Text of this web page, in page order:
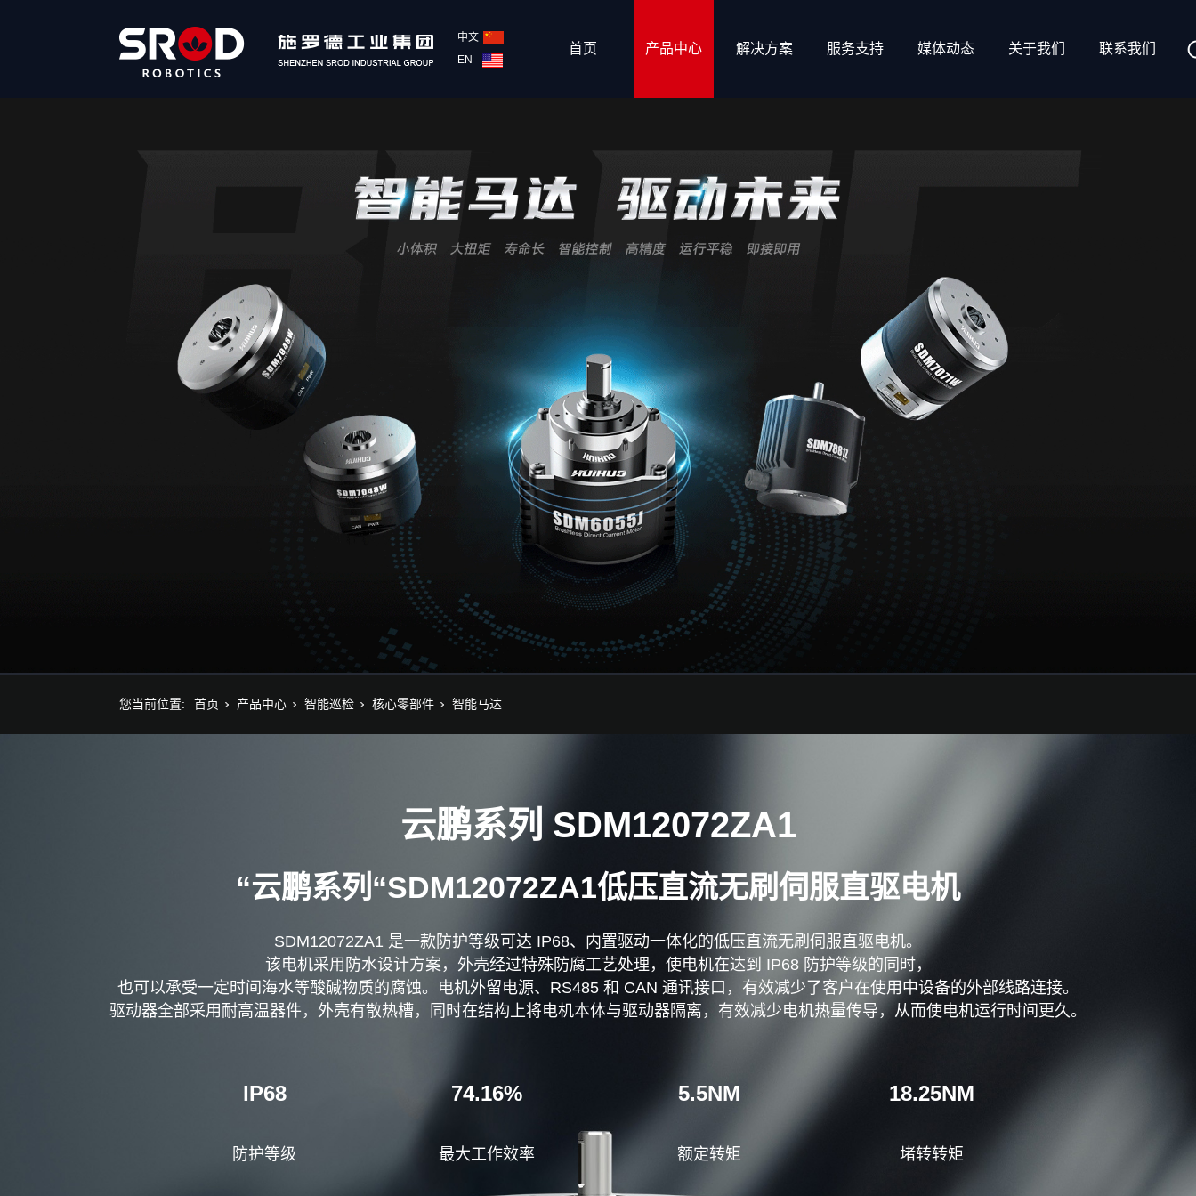
中文
EN
首页 产品中心 解决方案 服务支持 媒体动态 关于我们 联系我们
您当前位置: 首页 产品中心 智能巡检 核心零部件 智能马达
云鹏系列 SDM12072ZA1
“云鹏系列“SDM12072ZA1低压直流无刷伺服直驱电机
SDM12072ZA1 是一款防护等级可达 IP68、内置驱动一体化的低压直流无刷伺服直驱电机。
该电机采用防水设计方案，外壳经过特殊防腐工艺处理，使电机在达到 IP68 防护等级的同时，
也可以承受一定时间海水等酸碱物质的腐蚀。电机外留电源、RS485 和 CAN 通讯接口，有效减少了客户在使用中设备的外部线路连接。
驱动器全部采用耐高温器件，外壳有散热槽，同时在结构上将电机本体与驱动器隔离，有效减少电机热量传导，从而使电机运行时间更久。
IP68 74.16% 5.5NM 18.25NM
防护等级 最大工作效率 额定转矩 堵转转矩